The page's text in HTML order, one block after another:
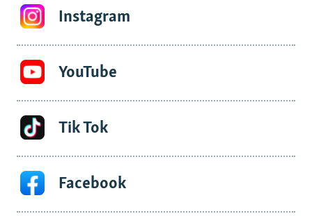
Instagram
YouTube
Tik Tok
Facebook